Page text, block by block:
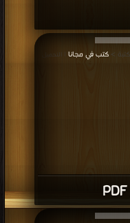
كتب في مجانا | التحميل :